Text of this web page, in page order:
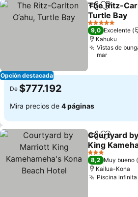
Opción destacada
CompartirAgregar
The Ritz-
Turtle Bay
5 Estrellas
9,0 Excelente
Kahuku
Vistas de
mar
De $777.192
Mira precios de 4 páginas
Compartir
Agregar
Courtyard
King
Beach Hotel
3 Estrellas
8,2 Muy bueno
Kailua-Kona
Piscina